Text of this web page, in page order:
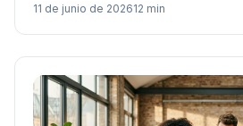
11 de junio de 202612 min